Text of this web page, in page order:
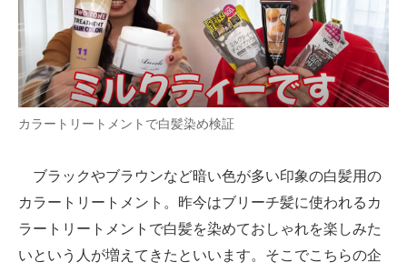
カラートリートメントで白髪染め検証
ブラックやブラウンなど暗い色が多い印象の白髪用の
カラートリートメント。昨今はブリーチ髪に使われるカ
ラートリートメントで白髪を染めておしゃれを楽しみた
いという人が増えてきたといいます。そこでこちらの企